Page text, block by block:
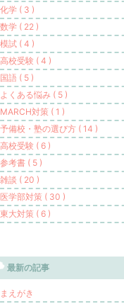
化学 ( 3 )
数学 ( 22 )
模試 ( 4 )
高校受験 ( 4 )
国語 ( 5 )
よくある悩み ( 5 )
MARCH対策 ( 1 )
予備校・塾の選び方 ( 14 )
高校受験 ( 6 )
参考書 ( 5 )
雑談 ( 20 )
医学部対策 ( 30 )
東大対策 ( 6 )
最新の記事
まえがき